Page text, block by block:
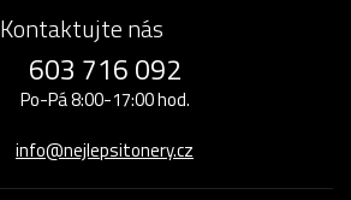
Kontaktujte nás
603 716 092
Po-Pá 8:00-17:00 hod.
info@nejlepsitonery.cz